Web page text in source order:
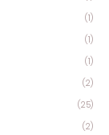
(1)
(1)
(1)
(2)
(25)
(2)